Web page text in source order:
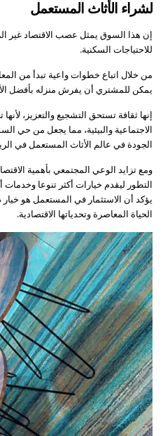
لشراء الأثاث المستعمل
إن هذا السوق يمثل عصب الاقتصاد غير
للاحتياجات السكنية.
من خلال اتباع خطوات واعية تبدأ من
يمكن للمشتري أن يفرش منزله بأفضل
إنها ثقافة تستحق التشجيع والتعزيز،
الاجتماعية والبيئية، مما يجعل من حي
الجودة في عالم الأثاث المستعمل في
ومع تزايد الوعي المجتمعي بأهمية
التطور ليقدم خيارات أكثر تنوعا
يؤكد أن الاستثمار في المستعمل هو
الحياة المعاصرة وتحدياتها الاقتصادية.